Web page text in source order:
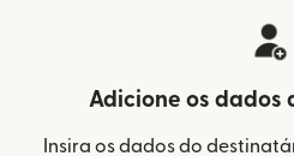
Adicione os dados
Insira os dados do